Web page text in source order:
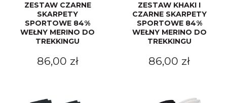
ZESTAW CZARNE
SKARPETY
SPORTOWE 84%
WEŁNY MERINO DO
TREKKINGU
86,00 zł
ZESTAW KHAKI I
CZARNE SKARPETY
SPORTOWE 84%
WEŁNY MERINO DO
TREKKINGU
86,00 zł